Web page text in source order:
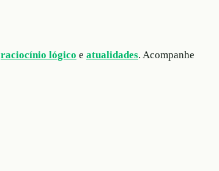
raciocínio lógico e atualidades. Acompanhe